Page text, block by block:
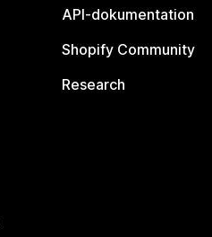
API-dokumentation
Shopify Community
Research